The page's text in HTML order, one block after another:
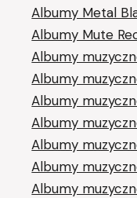
Albumy Metal
Albumy Mute
Albumy
Albumy
Albumy
Albumy
Albumy
Albumy
Albumy